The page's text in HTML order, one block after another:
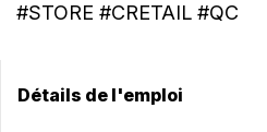
#STORE #CRETAIL #QC
Détails de l'emploi